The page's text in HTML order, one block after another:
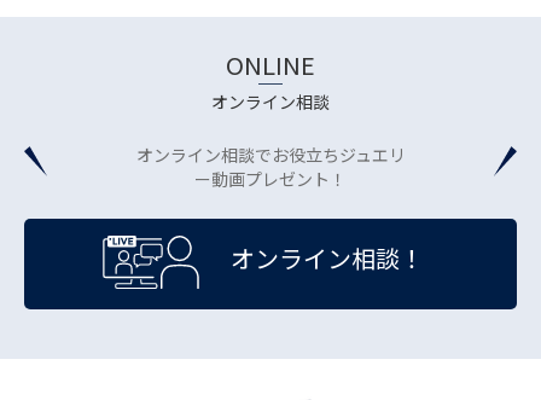
ONLINE
オンライン相談
オンライン相談でお役立ちジュエリ
ー動画プレゼント！
オンライン相談！